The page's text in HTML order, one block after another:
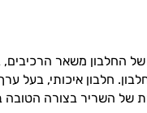
של החלבון משאר
חלבון איכותי, בעל
של השריר בצורה הטובה